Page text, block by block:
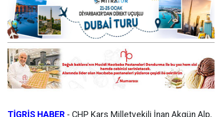
TİGRİS HABER - CHP Kars Milletvekili İnan Akgün Alp,